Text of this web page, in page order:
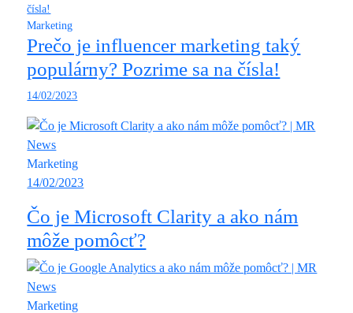
Marketing
Prečo je influencer marketing taký
populárny? Pozrime sa na čísla!
14/02/2023
Marketing
14/02/2023
Čo je Microsoft Clarity a ako nám
môže pomôcť?
Marketing